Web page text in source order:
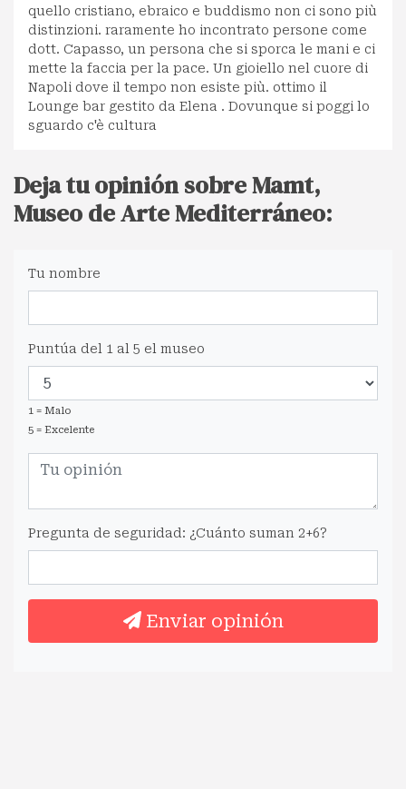
quello cristiano, ebraico e buddismo non ci sono più
distinzioni. raramente ho incontrato persone come
dott. Capasso, un persona che si sporca le mani e ci
mette la faccia per la pace. Un gioiello nel cuore di
Napoli dove il tempo non esiste più. ottimo il
Lounge bar gestito da Elena . Dovunque si poggi lo
sguardo c'è cultura
Deja tu opinión sobre Mamt,
Museo de Arte Mediterráneo:
Tu nombre
Puntúa del 1 al 5 el museo
1 = Malo
5 = Excelente
Pregunta de seguridad: ¿Cuánto suman 2+6?
Enviar opinión